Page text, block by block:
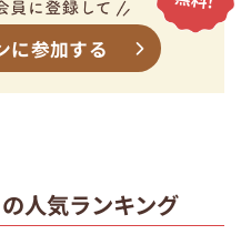
に参加する
人気ランキング